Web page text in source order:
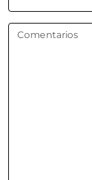
Comentarios